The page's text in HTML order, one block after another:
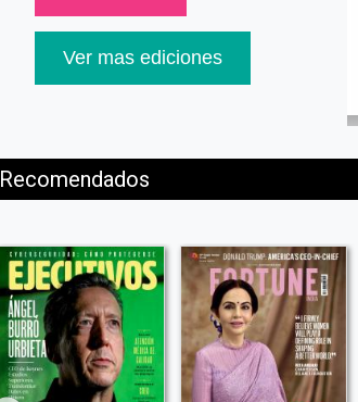
Ver mas ediciones
Recomendados